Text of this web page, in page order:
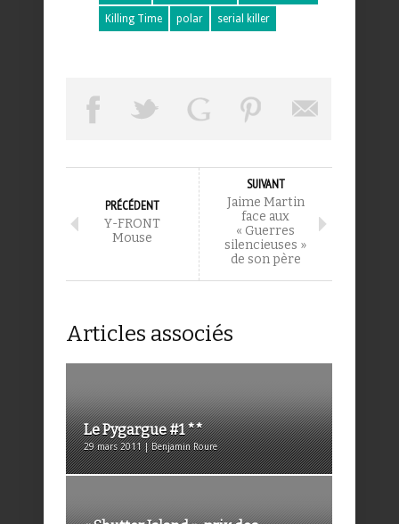
Killing Time polar serial killer
PRÉCÉDENT
Y-FRONT
Mouse
SUIVANT
Jaime Martin
face aux
« Guerres
silencieuses »
de son père
Articles associés
Le Pygargue #1 **
29 mars 2011 | Benjamin Roure